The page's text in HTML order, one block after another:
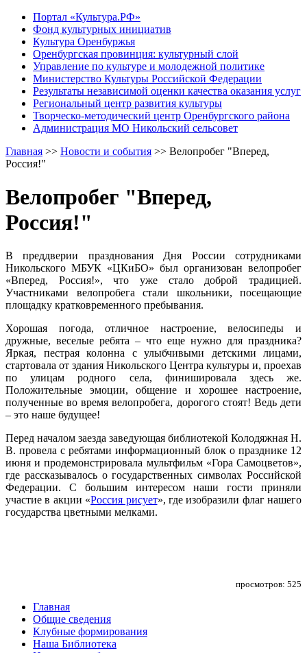
Портал «Культура.РФ»
Фонд культурных инициатив
Культура Оренбуржья
Оренбургская провинция: культурный слой
Управление по культуре и молодежной политике
Министерство Культуры Российской Федерации
Результаты независимой оценки качества оказания услуг
Региональный центр развития культуры
Творческо-методический центр Оренбургского района
Администрация МО Никольский сельсовет
Главная >> Новости и события >> Велопробег "Вперед,
Россия!"
Велопробег "Вперед,
Россия!"
В преддверии празднования Дня России сотрудниками
Никольского МБУК «ЦКиБО» был организован велопробег
«Вперед, Россия!», что уже стало доброй традицией.
Участниками велопробега стали школьники, посещающие
площадку кратковременного пребывания.
Хорошая погода, отличное настроение, велосипеды и
дружные, веселые ребята – что еще нужно для праздника?
Яркая, пестрая колонна с улыбчивыми детскими лицами,
стартовала от здания Никольского Центра культуры и, проехав
по улицам родного села, финишировала здесь же.
Положительные эмоции, общение и хорошее настроение,
полученные во время велопробега, дорогого стоят! Ведь дети
– это наше будущее!
Перед началом заезда заведующая библиотекой Колодяжная Н.
В. провела с ребятами информационный блок о празднике 12
июня и продемонстрировала мультфильм «Гора Самоцветов»,
где рассказывалось о государственных символах Российской
Федерации. С большим интересом наши гости приняли
участие в акции «Россия рисует», где изобразили флаг нашего
государства цветными мелками.
просмотров: 525
Главная
Общие сведения
Клубные формирования
Наша Библиотека